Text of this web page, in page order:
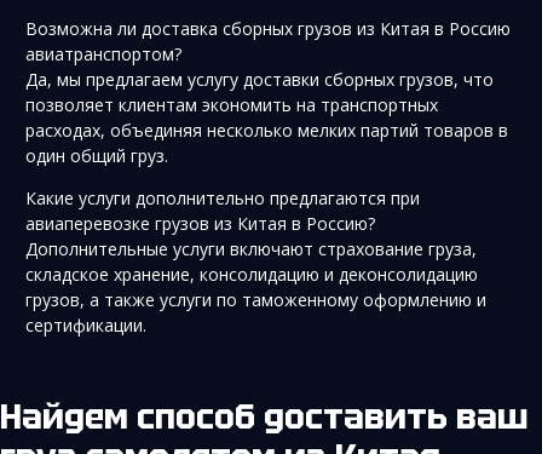
Возможна ли доставка сборных грузов из Китая в Россию
авиатранспортом?
Да, мы предлагаем услугу доставки сборных грузов, что
позволяет клиентам экономить на транспортных
расходах, объединяя несколько мелких партий товаров в
один общий груз.
Какие услуги дополнительно предлагаются при
авиаперевозке грузов из Китая в Россию?
Дополнительные услуги включают страхование груза,
складское хранение, консолидацию и деконсолидацию
грузов, а также услуги по таможенному оформлению и
сертификации.
Найдем способ доставить ваш